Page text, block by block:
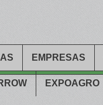
EMPRESAS
EXPOAGRO